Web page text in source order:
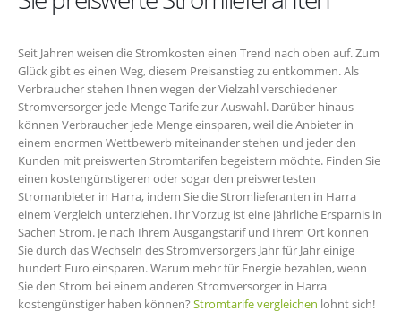
Seit Jahren weisen die Stromkosten einen Trend nach oben auf. Zum
Glück gibt es einen Weg, diesem Preisanstieg zu entkommen. Als
Verbraucher stehen Ihnen wegen der Vielzahl verschiedener
Stromversorger jede Menge Tarife zur Auswahl. Darüber hinaus
können Verbraucher jede Menge einsparen, weil die Anbieter in
einem enormen Wettbewerb miteinander stehen und jeder den
Kunden mit preiswerten Stromtarifen begeistern möchte. Finden Sie
einen kostengünstigeren oder sogar den preiswertesten
Stromanbieter in Harra, indem Sie die Stromlieferanten in Harra
einem Vergleich unterziehen. Ihr Vorzug ist eine jährliche Ersparnis in
Sachen Strom. Je nach Ihrem Ausgangstarif und Ihrem Ort können
Sie durch das Wechseln des Stromversorgers Jahr für Jahr einige
hundert Euro einsparen. Warum mehr für Energie bezahlen, wenn
Sie den Strom bei einem anderen Stromversorger in Harra
kostengünstiger haben können? Stromtarife vergleichen lohnt sich!